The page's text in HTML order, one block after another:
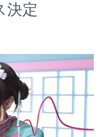
決定